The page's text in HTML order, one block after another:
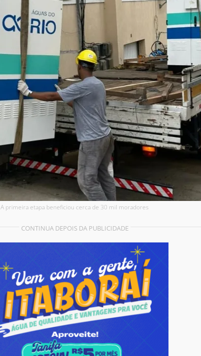
A primeira etapa beneficiou cerca de 30 mil moradores
CONTINUA DEPOIS DA PUBLICIDADE